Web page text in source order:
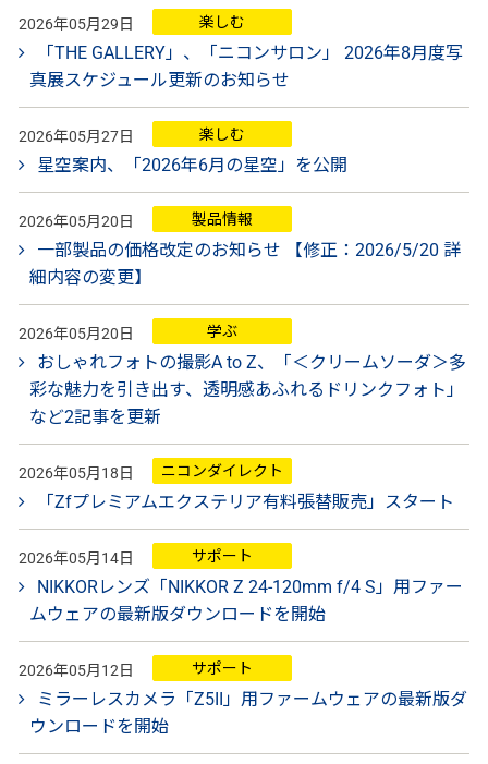
2026年05月29日 楽しむ
「THE GALLERY」、「ニコンサロン」 2026年8月度写
真展スケジュール更新のお知らせ
2026年05月27日 楽しむ
星空案内、「2026年6月の星空」を公開
2026年05月20日 製品情報
一部製品の価格改定のお知らせ 【修正：2026/5/20 詳
細内容の変更】
2026年05月20日 学ぶ
おしゃれフォトの撮影A to Z、「＜クリームソーダ＞多
彩な魅力を引き出す、透明感あふれるドリンクフォト」
など2記事を更新
2026年05月18日 ニコンダイレクト
「Zfプレミアムエクステリア有料張替販売」スタート
2026年05月14日 サポート
NIKKORレンズ「NIKKOR Z 24-120mm f/4 S」用ファー
ムウェアの最新版ダウンロードを開始
2026年05月12日 サポート
ミラーレスカメラ「Z5II」用ファームウェアの最新版ダ
ウンロードを開始